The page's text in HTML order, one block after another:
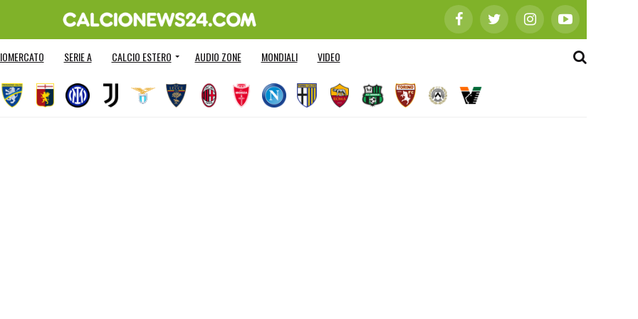
SERIE A CALCIO ESTERO AUDIO ZONE MONDIALI VIDEO